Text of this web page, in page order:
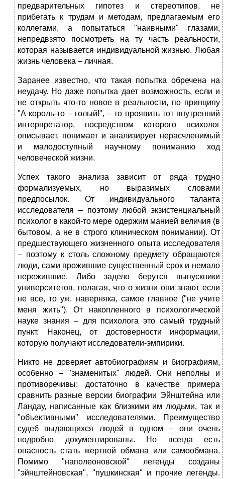
предварительных гипотез и стереотипов, не
прибегать к трудам и методам, предлагаемым его
коллегами, а попытаться "наивными" глазами,
непредвзято посмотреть на ту часть реальности,
которая называется индивидуальной жизнью. Любая
жизнь человека – личная.
Заранее известно, что такая попытка обречена на
неудачу. Но даже попытка дает возможность, если и
не открыть что-то новое в реальности, по принципу
"А король-то – голый!", – то проявить тот внутренний
интерпретатор, посредством которого психолог
описывает, понимает и анализирует нерасчленимый
и малодоступный научному пониманию ход
человеческой жизни.
Успех такого анализа зависит от ряда трудно
формализуемых, но выразимых словами
предпосылок. От индивидуального таланта
исследователя – поэтому любой экзистенциальный
психолог в какой-то мере одержим манией величия (в
бытовом, а не в строго клиническом понимании). От
предшествующего жизненного опыта исследователя
– поэтому к столь сложному предмету обращаются
люди, сами прожившие существенный срок и немало
пережившие. Либо задело берутся выпускники
университетов, полагая, что о жизни они знают если
не все, то уж, наверняка, самое главное ("не учите
меня жить"). От накопленного в психологической
науке знания – для психолога это самый трудный
пункт. Наконец, от достоверности информации,
которую получают исследователи-эмпирики.
Никто не доверяет автобиографиям и биографиям,
особенно – "знаменитых" людей. Они неполны и
противоречивы: достаточно в качестве примера
сравнить разные версии биографии Эйнштейна или
Ландау, написанные как близкими им людьми, так и
"объективными" исследователями. Преимущество
судеб выдающихся людей в одном – они очень
подробно документированы. Но всегда есть
опасность стать жертвой обмана или самообмана.
Помимо "наполеоновской" легенды созданы
"эйнштейновская", "пушкинская" и прочие легенды.